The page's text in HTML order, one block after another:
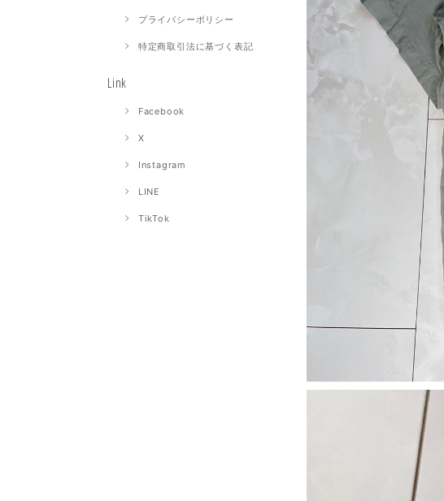
プライバシーポリシー
特定商取引法に基づく表記
Link
Facebook
X
Instagram
LINE
TikTok